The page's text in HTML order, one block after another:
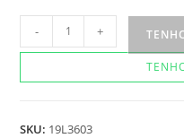
Lyon
- +
SKU: 19L3603